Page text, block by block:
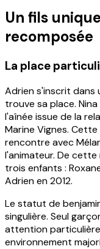
Un fils
recomposée
La place
Adrien s'inscrit dans
trouve sa place.
l'aînée issue de la
Marine Vignes.
rencontre avec
l'animateur. De
trois enfants :
Adrien en 2012.
Le statut de
singulière. Seul
attention
environnement